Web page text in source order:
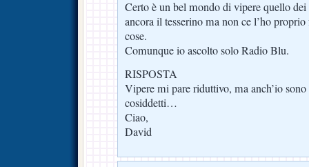
Certo è un bel mondo di vipere quello
ancora il tesserino ma non ce l’ho
cose.
Comunque io ascolto solo Radio Blu.
RISPOSTA
Vipere mi pare riduttivo, ma anch’io
cosiddetti…
Ciao,
David